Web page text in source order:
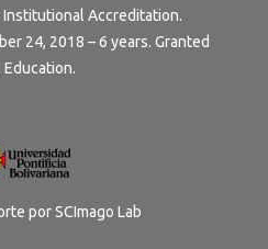
Accreditation.
24, 2018 – 6 years. Granted
porSCImago Lab